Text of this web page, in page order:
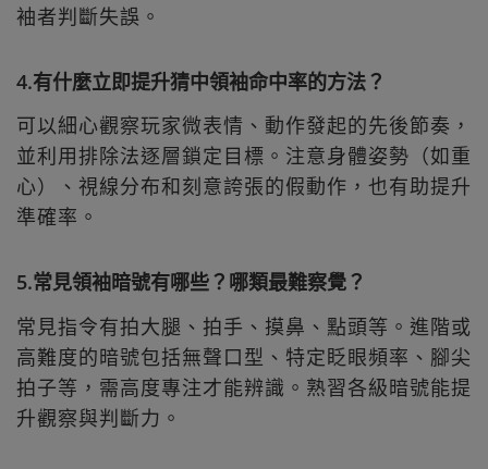
袖者判斷失誤。
4.有什麼立即提升猜中領袖命中率的方法？
可以細心觀察玩家微表情、動作發起的先後節奏，
並利用排除法逐層鎖定目標。注意身體姿勢（如重
心）、視線分布和刻意誇張的假動作，也有助提升
準確率。
5.常見領袖暗號有哪些？哪類最難察覺？
常見指令有拍大腿、拍手、摸鼻、點頭等。進階或
高難度的暗號包括無聲口型、特定眨眼頻率、腳尖
拍子等，需高度專注才能辨識。熟習各級暗號能提
升觀察與判斷力。